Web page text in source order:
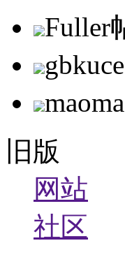
Fuller
gbkuce
旧版
网站
社区